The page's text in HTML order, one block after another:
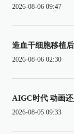
2026-08-06 09:47
造血干细胞移植
2026-08-06 02:30
AIGC时代 动画
2026-08-05 09:33